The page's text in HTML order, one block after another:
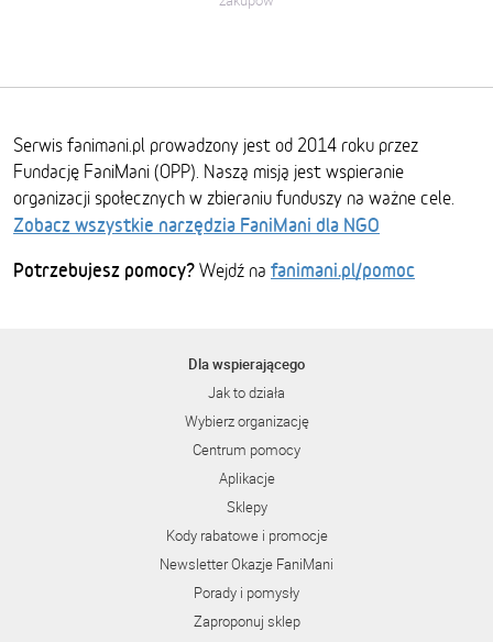
Serwis fanimani.pl prowadzony jest od 2014 roku przez
Fundację FaniMani (OPP). Naszą misją jest wspieranie
organizacji społecznych w zbieraniu funduszy na ważne cele.
Zobacz wszystkie narzędzia FaniMani dla NGO
Potrzebujesz pomocy? Wejdź na fanimani.pl/pomoc
Dla wspierającego
Jak to działa
Wybierz organizację
Centrum pomocy
Aplikacje
Sklepy
Kody rabatowe i promocje
Newsletter Okazje FaniMani
Porady i pomysły
Zaproponuj sklep